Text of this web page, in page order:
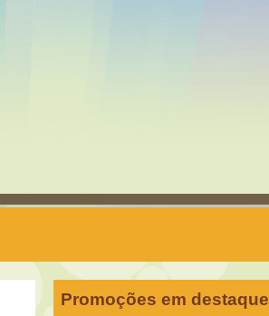
Promoções em destaque